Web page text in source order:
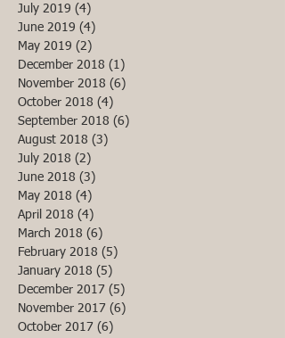
July 2019 (4)
June 2019 (4)
May 2019 (2)
December 2018 (1)
November 2018 (6)
October 2018 (4)
September 2018 (6)
August 2018 (3)
July 2018 (2)
June 2018 (3)
May 2018 (4)
April 2018 (4)
March 2018 (6)
February 2018 (5)
January 2018 (5)
December 2017 (5)
November 2017 (6)
October 2017 (6)